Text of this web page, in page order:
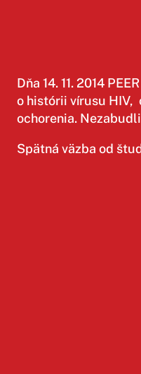
Dňa 14. 11. 2014
o histórii vírusu HIV,
ochorenia.
Spätná väzba od